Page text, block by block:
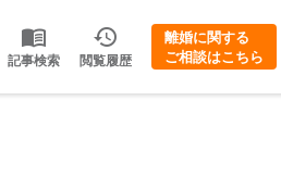
記事検索 閲覧履歴
離婚に関する
ご相談はこちら